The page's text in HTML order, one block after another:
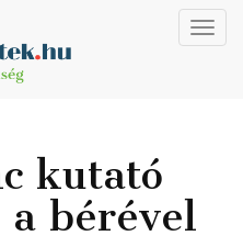
kutató
a bérével